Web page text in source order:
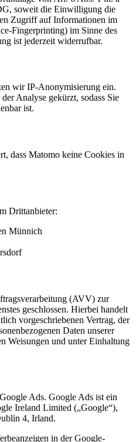
soweit die Einwilligung die
Zugriff auf Informationen im
Fingerprinting) im Sinne des
ist jederzeit widerrufbar.
wir IP-Anonymisierung ein.
Analyse gekürzt, sodass Sie
ist.
dass Matomo keine Cookies in
Drittanbieter:
Münnich
(AVV) zur
geschlossen. Hierbei handelt
vorgeschriebenen Vertrag, der
Daten unserer
Weisungen und unter Einhaltung
Ads. Google Ads ist ein
Ireland Limited („Google“),
4, Irland.
in der Google-